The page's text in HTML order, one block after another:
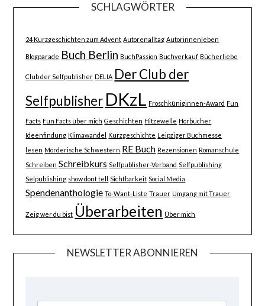
SCHLAGWÖRTER
24 Kurzgeschichten zum Advent Autorenalltag Autorinnenleben
Blogparade Buch Berlin BuchPassion Buchverkauf Bücherliebe
Club der Selfpublisher DELIA Der Club der
Selfpublisher DKzL Froschküniginnen-Award Fun
Facts Fun Facts über mich Geschichten Hitzewelle Hörbucher
Ideenfindung Klimawandel Kurzgeschichte Leipziger Buchmesse
lesen Mörderische Schwestern RE Buch Rezensionen Romanschule
Schreiben Schreibkurs Selfpublisher-Verband Selfpublishing
Selpublishing show dont tell Sichtbarkeit Social Media
Spendenanthologie To-Want-Liste Trauer Umgang mit Trauer
Zeig wer du bist Überarbeiten Über mich
NEWSLETTER ABONNIEREN